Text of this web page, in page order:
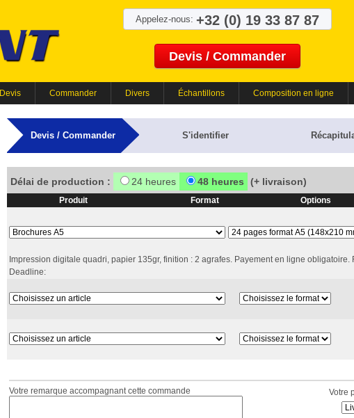
Appelez-nous: +32 (0) 19 33 87 87
Devis / Commander
Devis Commander Divers Échantillons Composition en ligne
Devis / Commander S'identifier
Délai de production : 24 heures 48 heures (+ livraison)
Produit Format Options
Impression digitale quadri, papier 135gr, finition : 2 agrafes. Payement en ligne obligatoire.
Deadline:
Votre remarque accompagnant cette commande
Votre